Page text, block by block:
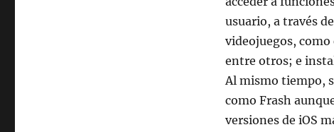
usuario, a través
videojuegos, como
entre otros; e
Al mismo tiempo,
como Frash
versiones de iOS